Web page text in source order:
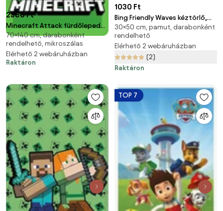
2380 Ft
Minecraft Attack fürdőlepedő,
strand törölköző 70x140cm
(Fast Dry)
70×140 cm, darabonként
rendelhető, mikroszálas
Elérhető 2 webáruházban
Raktáron
1030 Ft
Bing Friendly Waves kéztörlő,
arctörlő, törölköző 30x50 cm
30×50 cm, pamut, darabonként
rendelhető
Elérhető 2 webáruházban
(2)
Raktáron
TOP 7